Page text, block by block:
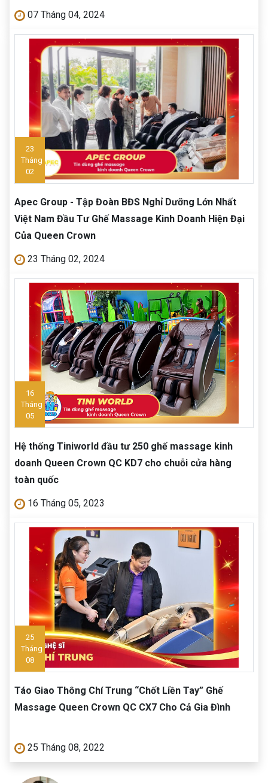
07 Tháng 04, 2024
23
Tháng
02
Apec Group - Tập Đoàn BĐS Nghỉ Dưỡng Lớn Nhất
Việt Nam Đầu Tư Ghế Massage Kinh Doanh Hiện Đại
Của Queen Crown
23 Tháng 02, 2024
16
Tháng
05
Hệ thống Tiniworld đầu tư 250 ghế massage kinh
doanh Queen Crown QC KD7 cho chuỗi cửa hàng
toàn quốc
16 Tháng 05, 2023
25
Tháng
08
Táo Giao Thông Chí Trung “Chốt Liền Tay” Ghế
Massage Queen Crown QC CX7 Cho Cả Gia Đình
25 Tháng 08, 2022